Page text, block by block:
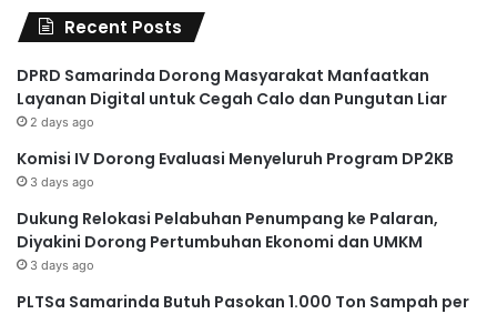
Recent Posts
DPRD Samarinda Dorong Masyarakat Manfaatkan
Layanan Digital untuk Cegah Calo dan Pungutan Liar
2 days ago
Komisi IV Dorong Evaluasi Menyeluruh Program DP2KB
3 days ago
Dukung Relokasi Pelabuhan Penumpang ke Palaran,
Diyakini Dorong Pertumbuhan Ekonomi dan UMKM
3 days ago
PLTSa Samarinda Butuh Pasokan 1.000 Ton Sampah per